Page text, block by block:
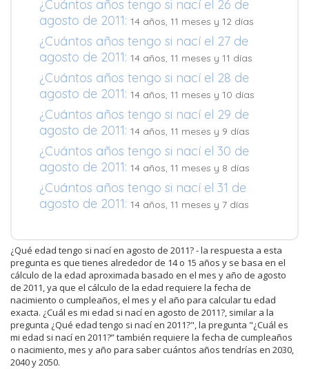
¿Cuántos años tengo si nací el 26 de
agosto de 2011: 14 años, 11 meses y 12 días
¿Cuántos años tengo si nací el 27 de
agosto de 2011: 14 años, 11 meses y 11 días
¿Cuántos años tengo si nací el 28 de
agosto de 2011: 14 años, 11 meses y 10 días
¿Cuántos años tengo si nací el 29 de
agosto de 2011: 14 años, 11 meses y 9 días
¿Cuántos años tengo si nací el 30 de
agosto de 2011: 14 años, 11 meses y 8 días
¿Cuántos años tengo si nací el 31 de
agosto de 2011: 14 años, 11 meses y 7 días
¿Qué edad tengo si nací en agosto de 2011? - la respuesta a esta
pregunta es que tienes alrededor de 14 o 15 años y se basa en el
cálculo de la edad aproximada basado en el mes y año de agosto
de 2011, ya que el cálculo de la edad requiere la fecha de
nacimiento o cumpleaños, el mes y el año para calcular tu edad
exacta. ¿Cuál es mi edad si nací en agosto de 2011?, similar a la
pregunta ¿Qué edad tengo si nací en 2011?", la pregunta "¿Cuál es
mi edad si nací en 2011?” también requiere la fecha de cumpleaños
o nacimiento, mes y año para saber cuántos años tendrías en 2030,
2040 y 2050.